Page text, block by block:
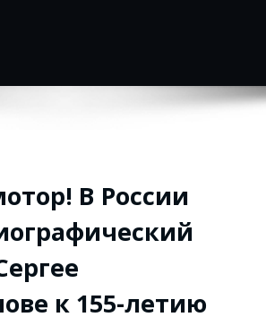
В России
к 155-летию